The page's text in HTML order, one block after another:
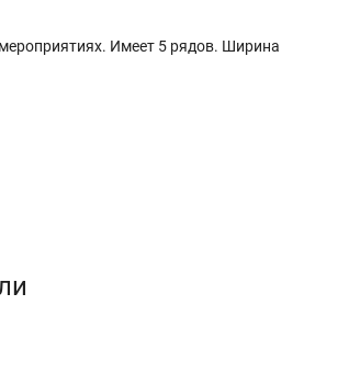
Имеет 5 рядов. Ширина